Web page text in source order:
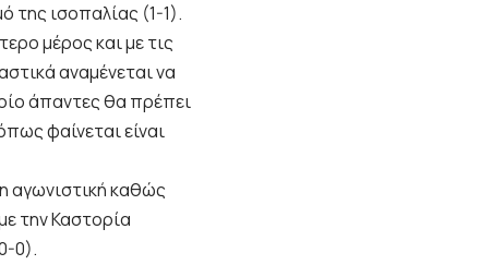
της ισοπαλίας (1-1).
μέρος και με τις
αναμένεται να
άπαντες θα πρέπει
φαίνεται είναι
αγωνιστική καθώς
την Καστορία
0).